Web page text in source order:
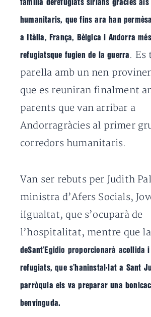
família derefugiats sirians gràcies als
humanitaris, que fins ara han
a Itàlia, França, Bèlgica i Andorra
refugiatsque fugien de la guerra . Es
parella amb un nen
que es reuniran finalment
parents que van arribar a
Andorragràcies al primer
corredors humanitaris.
Van ser rebuts per Judith
ministra d’Afers Socials,
iIgualtat, que s’ocuparà de
l’hospitalitat, mentre que la
deSant’Egidio proporcionarà acollida
refugiats, que s’haninstal·lat a Sant
parròquia els va preparar una
benvinguda.